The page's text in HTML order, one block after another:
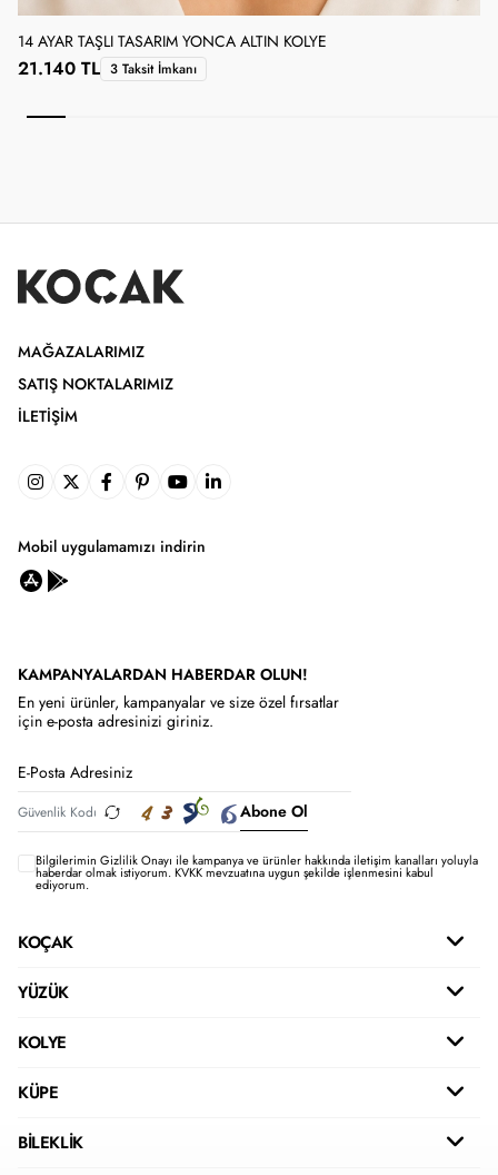
14 AYAR TAŞLI TASARIM YONCA ALTIN KOLYE
21.140 TL 3 Taksit İmkanı
MAĞAZALARIMIZ
SATIŞ NOKTALARIMIZ
İLETIŞIM
Mobil uygulamamızı indirin
KAMPANYALARDAN HABERDAR OLUN!
En yeni ürünler, kampanyalar ve size özel fırsatlar
için e-posta adresinizi giriniz.
Abone Ol
Bilgilerimin Gizlilik Onayı ile kampanya ve ürünler hakkında iletişim kanalları yoluyla
haberdar olmak istiyorum.KVKK mevzuatına uygun şekilde işlenmesini kabul
ediyorum.
KOÇAK
YÜZÜK
KOLYE
KÜPE
BİLEKLİK